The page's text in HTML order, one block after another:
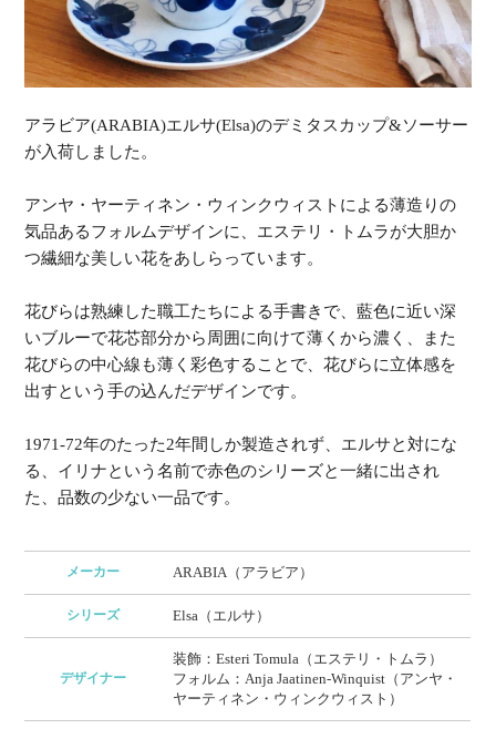
アラビア(ARABIA)エルサ(Elsa)のデミタスカップ&ソーサー
が入荷しました。
アンヤ・ヤーティネン・ウィンクウィストによる薄造りの
気品あるフォルムデザインに、エステリ・トムラが大胆か
つ繊細な美しい花をあしらっています。
花びらは熟練した職工たちによる手書きで、藍色に近い深
いブルーで花芯部分から周囲に向けて薄くから濃く、また
花びらの中心線も薄く彩色することで、花びらに立体感を
出すという手の込んだデザインです。
1971-72年のたった2年間しか製造されず、エルサと対にな
る、イリナという名前で赤色のシリーズと一緒に出され
た、品数の少ない一品です。
メーカー ARABIA（アラビア）
シリーズ Elsa（エルサ）
デザイナー
装飾：Esteri Tomula（エステリ・トムラ）
フォルム：Anja Jaatinen-Winquist（アンヤ・
ヤーティネン・ウィンクウィスト）